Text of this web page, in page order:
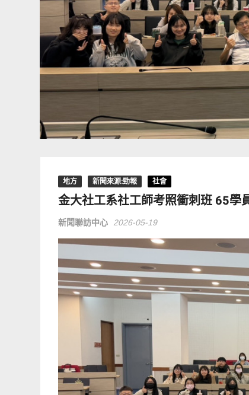
地方 新聞來源:勁報 社會
金大社工系社工師考照衝刺班 65學
新聞聯訪中心 2026-05-19